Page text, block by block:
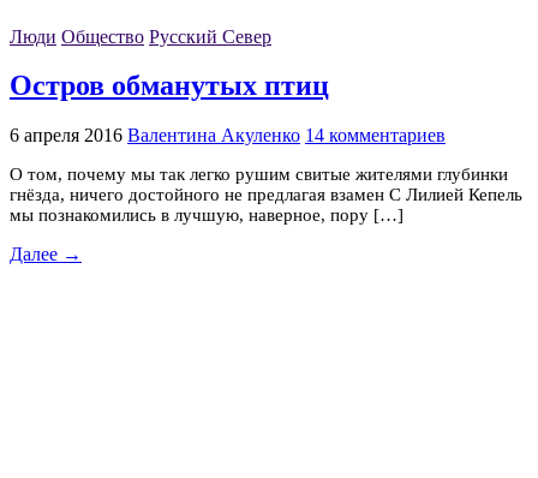
Люди Общество Русский Север
Остров обманутых птиц
6 апреля 2016 Валентина Акуленко 14 комментариев
О том, почему мы так легко рушим свитые жителями глубинки
гнёзда, ничего достойного не предлагая взамен С Лилией Кепель
мы познакомились в лучшую, наверное, пору […]
Далее →